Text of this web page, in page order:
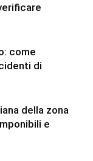
come
di
della zona
e